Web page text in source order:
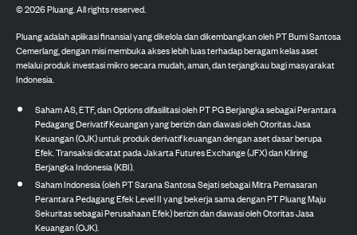
©2026Pluang. All rights reserved.
Pluang adalah aplikasi finansial yang dikelola dan dikembangkan oleh PT Bumi Santosa
Cemerlang, dengan misi membuka akses lebih luas terhadap beragam kelas aset
melalui produk investasi mikro secara mudah, aman, dan terjangkau bagi masyarakat
Indonesia.
Saham AS, ETF, dan Options difasilitasi oleh PT PG Berjangka sebagai Perantara
Pedagang Derivatif Keuangan yang berizin dan diawasi oleh Otoritas Jasa
Keuangan (OJK) untuk produk derivatif keuangan dengan aset dasar berupa
Efek. Transaksi dicatat pada Jakarta Futures Exchange (JFX) dan Kliring
Berjangka Indonesia (KBI).
Saham Indonesia (oleh PT Sarana Santosa Sejati sebagai Mitra Pemasaran
Perantara Pedagang Efek Level II yang bekerja sama dengan PT Pluang Maju
Sekuritas sebagai Perusahaan Efek) berizin dan diawasi oleh Otoritas Jasa
Keuangan (OJK).